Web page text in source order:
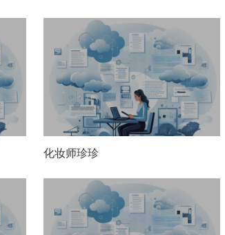
化妆师珍珍